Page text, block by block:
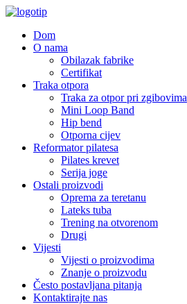
Dom
O nama
Obilazak fabrike
Certifikat
Traka otpora
Traka za otpor pri zgibovima
Mini Loop Band
Hip bend
Otporna cijev
Reformator pilatesa
Pilates krevet
Serija joge
Ostali proizvodi
Oprema za teretanu
Lateks tuba
Trening na otvorenom
Drugi
Vijesti
Vijesti o proizvodima
Znanje o proizvodu
Često postavljana pitanja
Kontaktirajte nas